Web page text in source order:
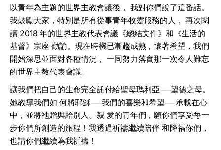
以青年為主題的世界主教會議後， 我對你們說了這番話。
我鼓勵大家，特別是所有從事青年牧靈服務的人， 再次閱
讀 2018 年的世界主教代表會議《總結文件》和《生活的
基督》宗座 勸諭。現在時機已漸趨成熟，懷著希望，我們
開始深思並面對各種情況， 一同努力落實那一次令人難忘
的世界主教代表會議。
讓我們把自己的生命完全託付給聖母瑪利亞──望德之母。
她教導我們如 何將耶穌──我們的喜樂和希望──承載在心
中，並將祂贈與給別人。親 愛的青年們，願你們享受每一
步你們所創造的旅程！我透過祈禱繼續陪伴 和降福你們，
也請你們繼續為我祈禱！